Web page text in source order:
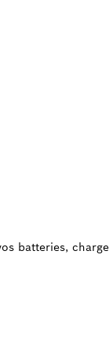
batteries,